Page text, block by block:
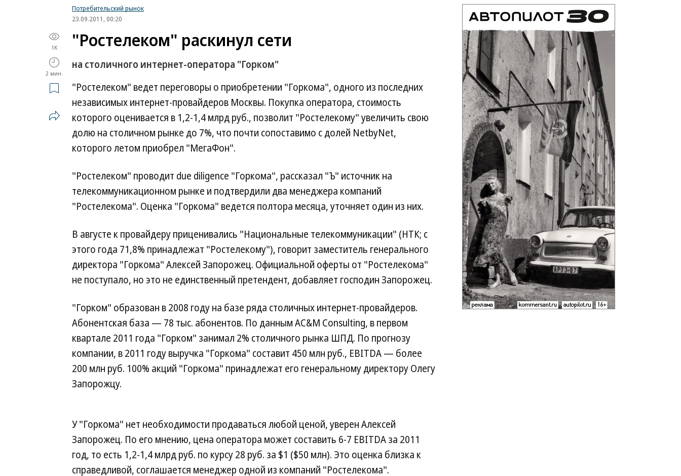
Потребительский рынок
23.09.2011, 00:20
1K
2 мин.
"Ростелеком" раскинул сети
на столичного интернет-оператора "Горком"
"Ростелеком" ведет переговоры о приобретении "Горкома", одного из последних
независимых интернет-провайдеров Москвы. Покупка оператора, стоимость
которого оценивается в 1,2-1,4 млрд руб., позволит "Ростелекому" увеличить свою
долю на столичном рынке до 7%, что почти сопоставимо с долей NetbyNet,
которого летом приобрел "МегаФон".
"Ростелеком" проводит due diligence "Горкома", рассказал "Ъ" источник на
телекоммуникационном рынке и подтвердили два менеджера компаний
"Ростелекома". Оценка "Горкома" ведется полтора месяца, уточняет один из них.
В августе к провайдеру приценивались "Национальные телекоммуникации" (НТК; с
этого года 71,8% принадлежат "Ростелекому"), говорит заместитель генерального
директора "Горкома" Алексей Запорожец. Официальной оферты от "Ростелекома"
не поступало, но это не единственный претендент, добавляет господин Запорожец.
"Горком" образован в 2008 году на базе ряда столичных интернет-провайдеров.
Абонентская база — 78 тыс. абонентов. По данным AC&M Consulting, в первом
квартале 2011 года "Горком" занимал 2% столичного рынка ШПД. По прогнозу
компании, в 2011 году выручка "Горкома" составит 450 млн руб., EBITDA — более
200 млн руб. 100% акций "Горкома" принадлежат его генеральному директору Олегу
Запорожцу.
У "Горкома" нет необходимости продаваться любой ценой, уверен Алексей
Запорожец. По его мнению, цена оператора может составить 6-7 EBITDA за 2011
год, то есть 1,2-1,4 млрд руб. по курсу 28 руб. за $1 ($50 млн). Это оценка близка к
справедливой, соглашается менеджер одной из компаний "Ростелекома".